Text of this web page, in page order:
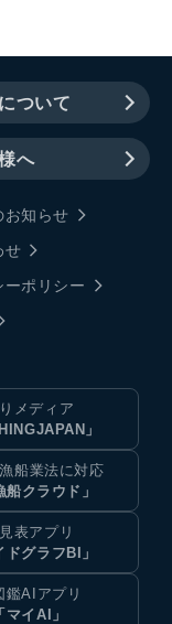
ついて
へ
お知らせ
せ
ーポリシー
メディア
」
船業法に対応
船クラウド」
表アプリ
ドグラフBI」
鑑AIアプリ
「マイAI」